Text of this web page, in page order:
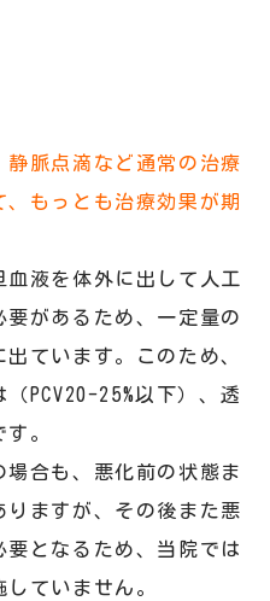
脈点滴など通常の治療
もっとも治療効果が期
液を体外に出して人工
があるため、一定量の
ています。このため、
PCV20-25%以下）、透
。
合も、悪化前の状態ま
ますが、その後また悪
となるため、当院では
ていません。